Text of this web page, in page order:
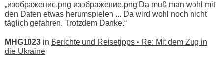
„изображение.png изображение.png Da muß man wohl mit
den Daten etwas herumspielen ... Da wird wohl noch nicht
täglich gefahren. Trotzdem Danke.“
MHG1023 in Berichte und Reisetipps • Re: Mit dem Zug in
die Ukraine